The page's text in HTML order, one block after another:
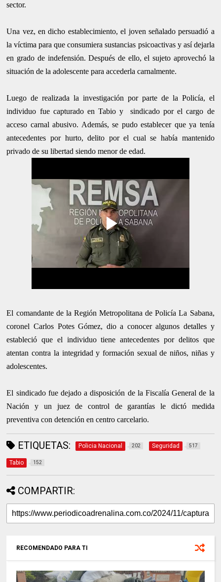
sector.
Una vez, en dicho establecimiento, el joven señalado persuadió a
la víctima para que consumiera sustancias psicoactivas y así dejarla
en grado de indefensión. Después de ello, el sujeto aprovechó la
situación de la adolescente para accederla carnalmente.
Luego de realizada la investigación por parte de la Policía, el
individuo fue capturado en Tabio y sindicado por el cargo de
acceso carnal abusivo. Además, se pudo establecer que ya tenía
antecedentes por hurto, delito por el cual se había mantenido
privado de su libertad siendo menor de edad.
El comandante de la Región Metropolitana de Policía La Sabana,
coronel Carlos Potes Gómez, dio a conocer algunos detalles y
estableció que el individuo tiene antecedentes por delitos que
atentan contra la integridad y formación sexual de niños, niñas y
adolescentes.
El sindicado fue dejado a disposición de la Fiscalía General de la
Nación y un juez de control de garantías le dictó medida
preventiva con detención en centro carcelario.
ETIQUETAS: Policia Nacional 202 Seguridad 517
Tabio 152
COMPARTIR:
RECOMENDADO PARA TI